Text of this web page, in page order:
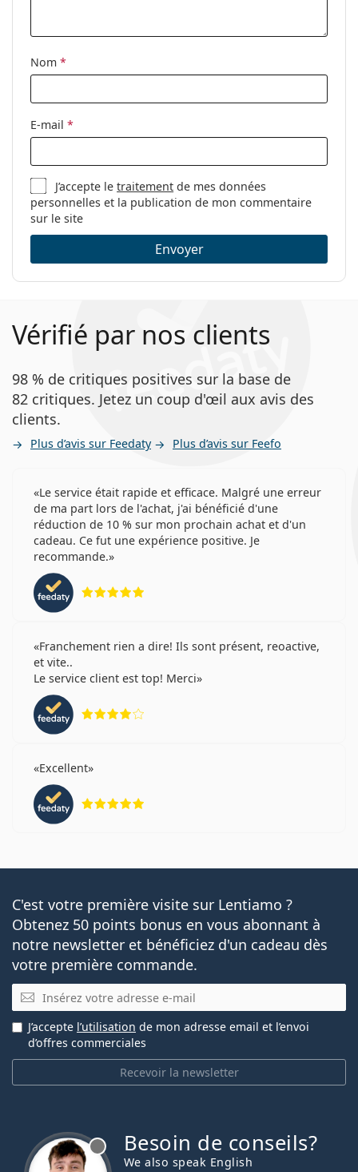
avant l'utilisation.
nettoyage:
Oui
Catégorie:
Lunettes de vue
Marque:
Carolina Herrera
Code:
VHE108 0354 54
Nom *
E-mail *
J’accepte letraitement de mes données
personnelles et la publication de mon commentaire
sur le site
Envoyer
Vérifié par nos clients
98 % de critiques positives sur la base de
82 critiques. Jetez un coup d'œil aux avis des
clients.
Plus d’avis sur Feedaty Plus d’avis sur Feefo
Le service était rapide et efficace. Malgré une erreur
de ma part lors de l'achat, j'ai bénéficié d'une
réduction de 10 % sur mon prochain achat et d'un
cadeau. Ce fut une expérience positive. Je
recommande.
Franchement rien a dire! Ils sont présent, reoactive,
et vite..
Le service client est top! Merci
Excellent
C'est votre première visite sur Lentiamo ?
Obtenez 50 points bonus en vous abonnant à
notre newsletter et bénéficiez d'un cadeau dès
votre première commande.
E-mail
Recevoir la newsletter
J’accepte l’utilisation de mon adresse email et l’envoi
d’offres commerciales
Besoin de conseils?
We also speak English